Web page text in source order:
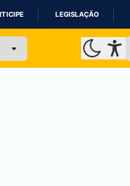
LEGISLAÇÃO